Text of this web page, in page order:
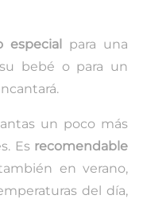
especial para una
bebé o para un
un poco más
Es recomendable
en verano,
del día,